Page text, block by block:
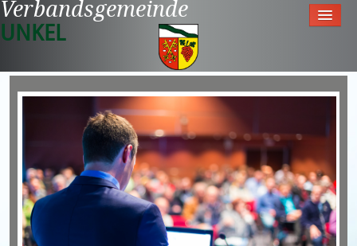
Verbandsgemeinde
UNKEL
Tourismus & Freizeit
Meine Gemeinde
Rathaus